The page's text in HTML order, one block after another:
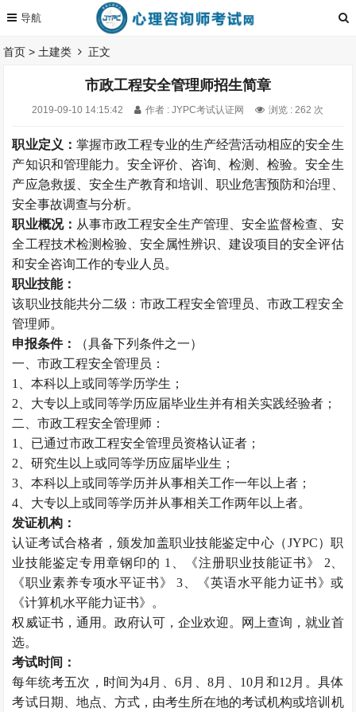
首页 > 土建类 正文
市政工程安全管理师招生简章
2019-09-10 14:15:42 作者 : JYPC考试认证网 浏览 : 262 次
职业定义： 掌握市政工程专业的生产经营活动相应的安全生
产知识和管理能力。安全评价、咨询、检测、检验。安全生
产应急救援、安全生产教育和培训、职业危害预防和治理、
安全事故调查与分析。
职业概况： 从事市政工程安全生产管理、安全监督检查、安
全工程技术检测检验、安全属性辨识、建设项目的安全评估
和安全咨询工作的专业人员。
职业技能：
该职业技能共分二级：市政工程安全管理员、市政工程安全
管理师。
申报条件：
（具备下列条件之一）
一、市政工程安全管理员：
1、本科以上或同等学历学生；
2、大专以上或同等学历应届毕业生并有相关实践经验者；
二、市政工程安全管理师：
1、已通过市政工程安全管理员资格认证者；
2、研究生以上或同等学历应届毕业生；
3、本科以上或同等学历并从事相关工作一年以上者；
4、大专以上或同等学历并从事相关工作两年以上者。
发证机构：
认证考试合格者，颁发加盖职业技能鉴定中心（JYPC）职
业技能鉴定专用章钢印的 1、《注册职业技能证书》 2、
《职业素养专项水平证书》 3、《英语水平能力证书》或
《计算机水平能力证书》。
权威证书，通用。政府认可，企业欢迎。网上查询，就业首
选。
考试时间：
每年统考五次，时间为4月、6月、8月、10月和12月。具体
考试日期、地点、方式，由考生所在地的考试机构或培训机